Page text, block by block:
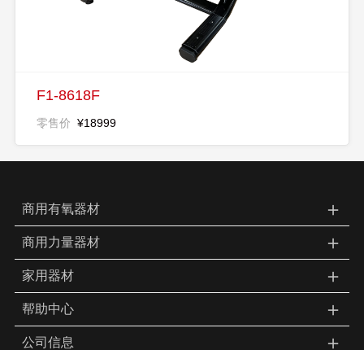
F1-8618F
零售价 ¥18999
商用有氧器材 ＋
商用力量器材 ＋
家用器材 ＋
帮助中心 ＋
公司信息 ＋